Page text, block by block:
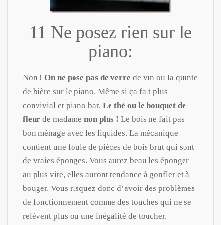
11 Ne posez rien sur le
piano:
Non ! On ne pose pas de verre de vin ou la quinte
de bière sur le piano. Même si ça fait plus
convivial et piano bar. Le thé ou le bouquet de
fleur de madame non plus ! Le bois ne fait pas
bon ménage avec les liquides. La mécanique
contient une foule de pièces de bois brut qui sont
de vraies éponges. Vous aurez beau les éponger
au plus vite, elles auront tendance à gonfler et à
bouger. Vous risquez donc d’avoir des problèmes
de fonctionnement comme des touches qui ne se
relèvent plus ou une inégalité de toucher.